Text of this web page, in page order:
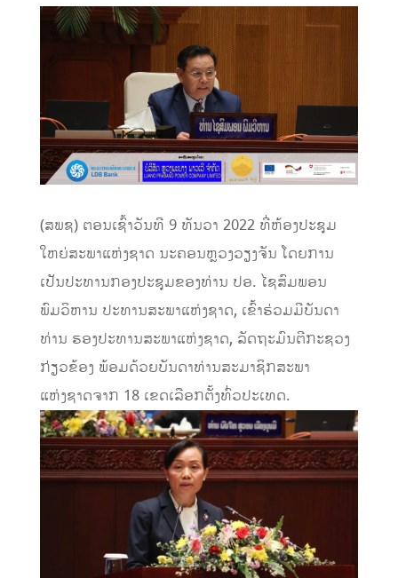
(ສພຊ) ຕອນເຊົ້າວັນທີ 9 ທັນວາ 2022 ທີ່ຫ້ອງປະຊຸມ
ໃຫຍ່ສະພາແຫ່ງຊາດ ນະຄອນຫຼວງວຽງຈັນ ໂດຍການ
ເປັນປະທານກອງປະຊຸມຂອງທ່ານ ປອ. ໄຊສົມພອນ
ພົມວິຫານ ປະທານສະພາແຫ່ງຊາດ, ເຂົ້າຮ່ວມມີບັນດາ
ທ່ານ ຮອງປະທານສະພາແຫ່ງຊາດ, ລັດຖະມົນຕີກະຊວງ
ກ່ຽວຂ້ອງ ພ້ອມດ້ວຍບັນດາທ່ານສະມາຊິກສະພາ
ແຫ່ງຊາດຈາກ 18 ເຂດເລືອກຕັ້ງທົ່ວປະເທດ.